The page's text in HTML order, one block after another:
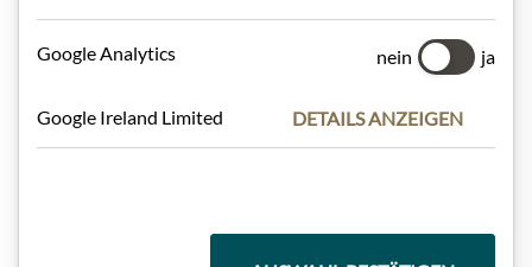
Meinls Kollektion
Google Analytics nein ja
Google Ireland Limited DETAILS ANZEIGEN